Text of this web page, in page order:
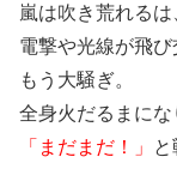
嵐は吹き荒れるは
電撃や光線が飛び
もう大騒ぎ。
全身火だるまにな
「まだまだ！」